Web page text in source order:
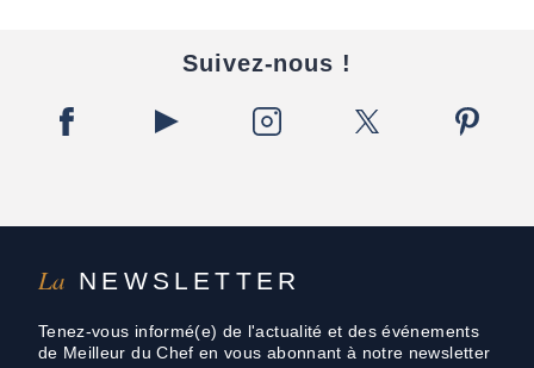
La NEWSLETTER
Tenez-vous informé(e) de l'actualité et des événements
de Meilleur du Chef en vous abonnant à notre newsletter
Suivez-nous !